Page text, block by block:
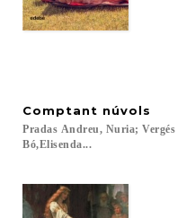
Comptant núvols
Pradas Andreu, Nuria; Vergés
Bó,Elisenda...